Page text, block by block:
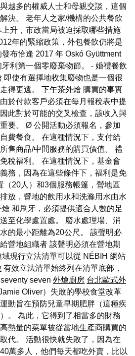
越多的權威人士和母親交談，這個
決。 老年人之家/機構的公共餐飲
升，市政當局被迫採取哪些措施
年的緊縮政策，外包餐飲仍將是
布恰逢 2017 年 Oskó Gyüttment
利第一個零廢棄物節。 - 婚禮餐飲
即使有選擇地收集廢物也是一個很
得更遠。 下午茶外燴 購買的事實
於付款客戶必須在每月報稅表中提
此對於可能的交叉檢查，該收入與
要。 Ø 公開活動必須報名，參加
費餐食。 在這種情況下，支付給
售商品/中間服務的購買價值。 禮
稅福利。 在這種情況下，基金會
務，因為在這些條件下，福利是免
（20人）和3個服務帳篷，營地區
放，營地的飲用水和洗滌用水由水
燴 和刷牙，必須提供適合人數的足
至化學處置處。 廢水處理場、消
的最小距離為20公尺。 該聲明必
營地組織者 該聲明必須在營地期
現行立法清單可以從 NÉBIH 網站
有效立法清單始終列在清單底部，
seven 外燴廚房 台北歐式外
Oliver）失敗的學校食堂改革
動旨在預防兒童早期肥胖（這種疾
。 為此，它得到了相當多的財務
熱量的菜單被從當地生產商購買的
代。 活動很快就失敗了，因為在
萬多人，他們每天都吃外賣，比以